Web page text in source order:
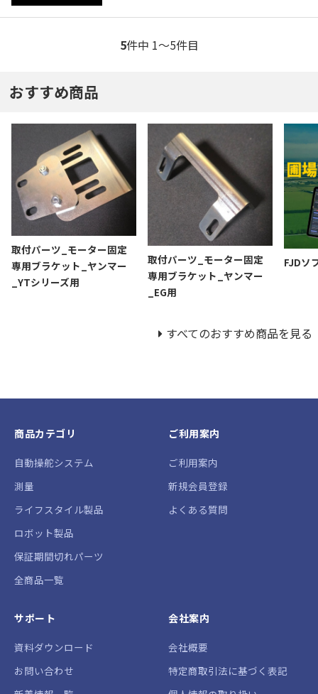
5件中 1〜5件目
おすすめ商品
取付パーツ_モーター固定
専用ブラケット_ヤンマー
_YTシリーズ用
取付パーツ_モーター固定
専用ブラケット_ヤンマー
_EG用
FJDソ
すべてのおすすめ商品を見る
商品カテゴリ
自動操舵システム
測量
ライフスタイル製品
ロボット製品
保証期間切れパーツ
全商品一覧
ご利用案内
ご利用案内
新規会員登録
よくある質問
サポート
資料ダウンロード
お問い合わせ
会社案内
会社概要
特定商取引法に基づく表記